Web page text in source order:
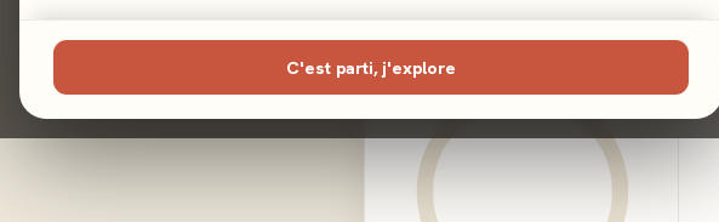
C'est parti, j'explore